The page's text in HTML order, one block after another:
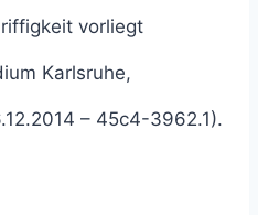
vorliegt
Karlsruhe,
– 45c4-3962.1).